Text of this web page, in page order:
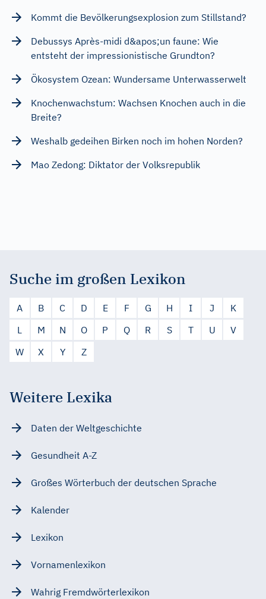
Kommt die Bevölkerungsexplosion zum Stillstand?
Debussys Après-midi d&apos;un faune: Wie
entsteht der impressionistische Grundton?
Ökosystem Ozean: Wundersame Unterwasserwelt
Knochenwachstum: Wachsen Knochen auch in die
Breite?
Weshalb gedeihen Birken noch im hohen Norden?
Mao Zedong: Diktator der Volksrepublik
Suche im großen Lexikon
A B C D E F G H I J
K
L
M N O P Q R S T U
V
W
X Y Z
Weitere Lexika
Daten der Weltgeschichte
Gesundheit A-Z
Großes Wörterbuch der deutschen Sprache
Kalender
Lexikon
Vornamenlexikon
Wahrig Fremdwörterlexikon